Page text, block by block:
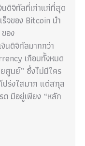
ดิจิทัลที่เก่าแก่ที่สุด
จของ Bitcoin นำ
อง
นดิจิทัลมากกว่า
เกือบทั้งหมด
ศูนย์” ซึ่งไม่มีใคร
ปร่งใสมาก แต่สกุล
ด มีอยู่เพียง “หลัก